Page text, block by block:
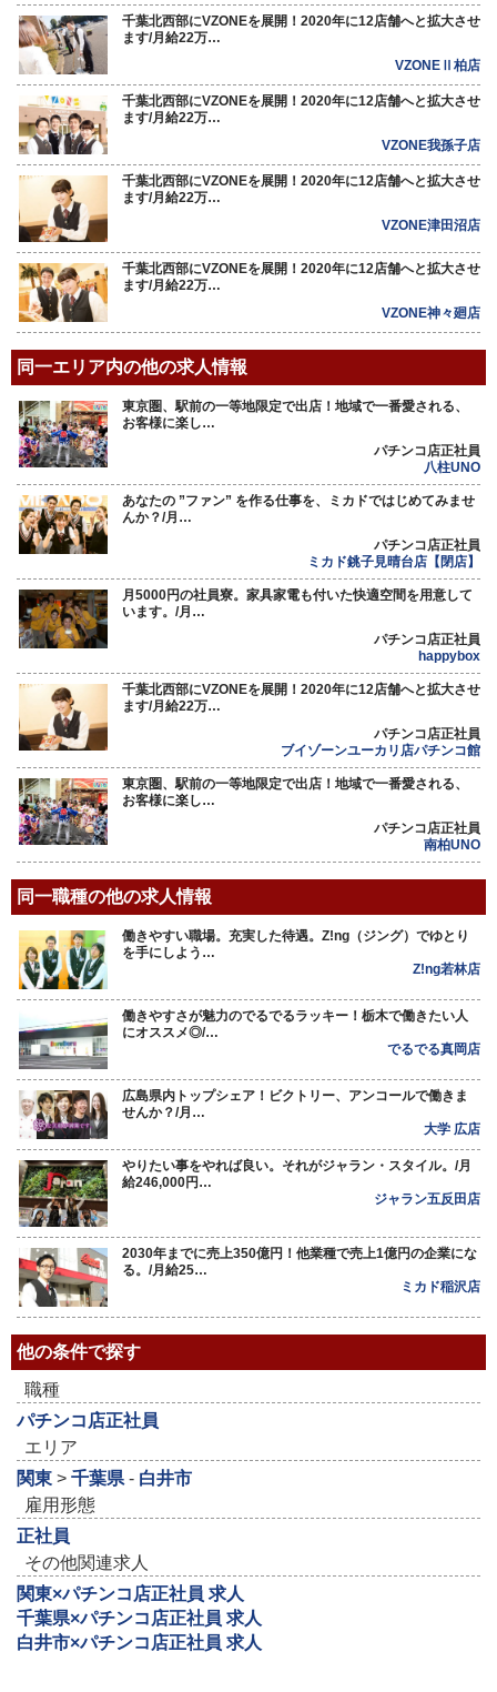
千葉北西部にVZONEを展開！2020年に12店舗へと拡大させ
ます/月給22万…
VZONEⅡ柏店
千葉北西部にVZONEを展開！2020年に12店舗へと拡大させ
ます/月給22万…
VZONE我孫子店
千葉北西部にVZONEを展開！2020年に12店舗へと拡大させ
ます/月給22万…
VZONE津田沼店
千葉北西部にVZONEを展開！2020年に12店舗へと拡大させ
ます/月給22万…
VZONE神々廻店
同一エリア内の他の求人情報
東京圏、駅前の一等地限定で出店！地域で一番愛される、
お客様に楽し…
パチンコ店正社員
八柱UNO
あなたの ”ファン” を作る仕事を、ミカドではじめてみませ
んか？/月…
パチンコ店正社員
ミカド銚子見晴台店【閉店】
月5000円の社員寮。家具家電も付いた快適空間を用意して
います。/月…
パチンコ店正社員
happybox
千葉北西部にVZONEを展開！2020年に12店舗へと拡大させ
ます/月給22万…
パチンコ店正社員
ブイゾーンユーカリ店パチンコ館
東京圏、駅前の一等地限定で出店！地域で一番愛される、
お客様に楽し…
パチンコ店正社員
南柏UNO
同一職種の他の求人情報
働きやすい職場。充実した待遇。Z!ng（ジング）でゆとり
を手にしよう…
Z!ng若林店
働きやすさが魅力のでるでるラッキー！栃木で働きたい人
にオススメ◎/…
でるでる真岡店
広島県内トップシェア！ビクトリー、アンコールで働きま
せんか？/月…
大学 広店
やりたい事をやれば良い。それがジャラン・スタイル。/月
給246,000円…
ジャラン五反田店
2030年までに売上350億円！他業種で売上1億円の企業にな
る。/月給25…
ミカド稲沢店
他の条件で探す
職種
パチンコ店正社員
エリア
関東 > 千葉県- 白井市
雇用形態
正社員
その他関連求人
関東×パチンコ店正社員 求人
千葉県×パチンコ店正社員 求人
白井市×パチンコ店正社員 求人